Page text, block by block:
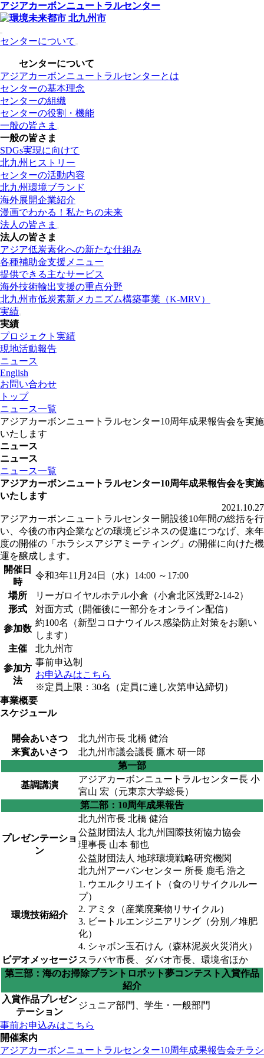
アジアカーボンニュートラルセンター
センターについて
センターについて
アジアカーボンニュートラルセンターとは
センターの基本理念
センターの組織
センターの役割・機能
一般の皆さま
一般の皆さま
SDGs実現に向けて
北九州ヒストリー
センターの活動内容
北九州環境ブランド
海外展開企業紹介
漫画でわかる！私たちの未来
法人の皆さま
法人の皆さま
アジア低炭素化への新たな仕組み
各種補助金支援メニュー
提供できる主なサービス
海外技術輸出支援の重点分野
北九州市低炭素新メカニズム構築事業（K-MRV）
実績
実績
プロジェクト実績
現地活動報告
ニュース
English
お問い合わせ
トップ
ニュース一覧
アジアカーボンニュートラルセンター10周年成果報告会を実施
いたします
ニュース
ニュース
ニュース一覧
アジアカーボンニュートラルセンター10周年成果報告会を実施
いたします
2021.10.27
アジアカーボンニュートラルセンター開設後10年間の総括を行
い、今後の市内企業などの環境ビジネスの促進につなげ、来年
度の開催の「ホラシスアジアミーティング」の開催に向けた機
運を醸成します。
開催日
時
令和3年11月24日（水）14:00 ～17:00
場所
リーガロイヤルホテル小倉（小倉北区浅野2-14-2）
形式
対面方式（開催後に一部分をオンライン配信）
参加数
約100名（新型コロナウイルス感染防止対策をお願い
します）
主催
北九州市
参加方
法
事前申込制
お申込みはこちら
※定員上限：30名（定員に達し次第申込締切）
事業概要
スケジュール
開会あいさつ
北九州市長 北橋 健治
来賓あいさつ
北九州市議会議長 鷹木 研一郎
第一部
基調講演
アジアカーボンニュートラルセンター長 小
宮山 宏（元東京大学総長）
第二部：10周年成果報告
プレゼンテーショ
ン
北九州市長 北橋 健治
公益財団法人 北九州国際技術協力協会
理事長 山本 郁也
公益財団法人 地球環境戦略研究機関
北九州アーバンセンター 所長 鹿毛 浩之
環境技術紹介
1. ウエルクリエイト（食のリサイクルルー
プ）
2. アミタ（産業廃棄物リサイクル）
3. ビートルエンジニアリング（分別／堆肥
化）
4. シャボン玉石けん（森林泥炭火災消火）
ビデオメッセージ スラバヤ市長、ダバオ市長、環境省ほか
第三部：海のお掃除プラントロボット夢コンテスト入賞作品
紹介
入賞作品プレゼン
テーション
ジュニア部門、学生・一般部門
事前お申込みはこちら
開催案内
アジアカーボンニュートラルセンター10周年成果報告会チラシ